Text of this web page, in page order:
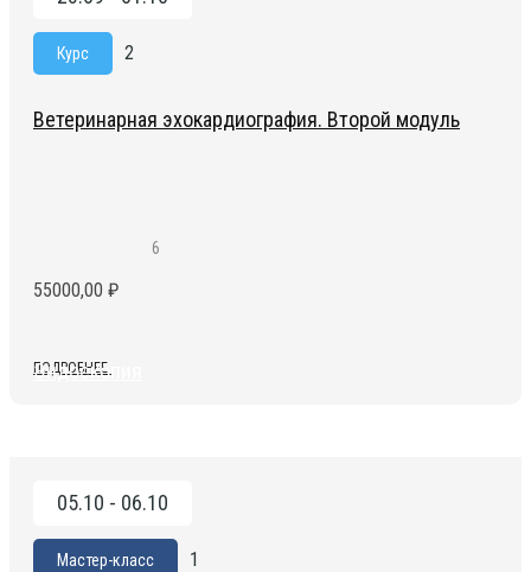
Курс 2
6
Ветеринарная эхокардиография. Второй модуль
55000,00 ₽
ПОДРОБНЕЕ
05.10 - 06.10
Мастер-класс 1
Эндоскопия